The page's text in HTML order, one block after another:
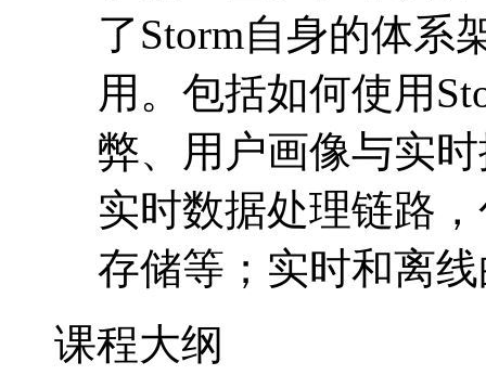
了Storm自身的体系
用。包括如何使用
弊、用户画像与实
实时数据处理链路
存储等；实时和离
课程大纲